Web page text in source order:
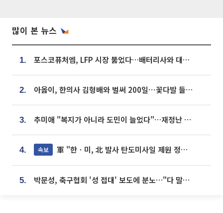
많이 본 뉴스
1. 포스코퓨처엠, LFP 시장 뚫었다…배터리사와 대규모 장기 공급 합의
2. 아옳이, 한의사 김형배와 벌써 200일⋯꽃다발 들고 "프러포즈 아냐"
3. 추미애 "복지가 아니라 도민이 늘었다"…재정난 책임론 정면돌파
4. 속보 軍 "한ㆍ미, 北 발사 탄도미사일 제원 정밀분석 중"
5. 박문성, 축구협회 '성 접대' 보도에 분노…"다 말아먹으려고 작정했나"